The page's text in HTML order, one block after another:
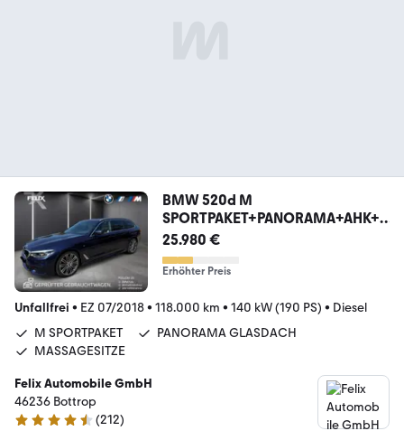
BMW 520d M
SPORTPAKET+PANORAMA+AHK+
MASSAGE+NIGHT VIS
25.980 €
Erhöhter Preis
Unfallfrei • EZ 07/2018• 118.000 km • 140 kW (190 PS) • Diesel
M SPORTPAKET
PANORAMA GLASDACH
MASSAGESITZE
Felix Automobile GmbH
46236 Bottrop
4.5 Sterne
(212)